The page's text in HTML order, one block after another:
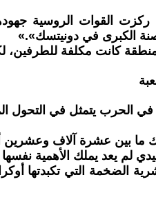
القوات الروسية
الكبرى في دونيتسك».»
كانت مكلفة للطرفين،
في الحرب يتمثل في التحول
ما بين عشرة آلاف
لم يعد يملك الأهمية
الضخمة التي تكبدتها